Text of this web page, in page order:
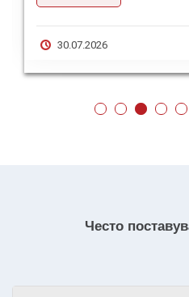
30.07.2026
Често